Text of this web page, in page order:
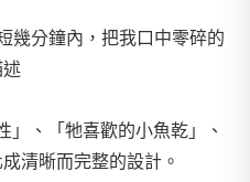
幾分鐘內，把我口中零碎的
、「牠喜歡的小魚乾」、
清晰而完整的設計。